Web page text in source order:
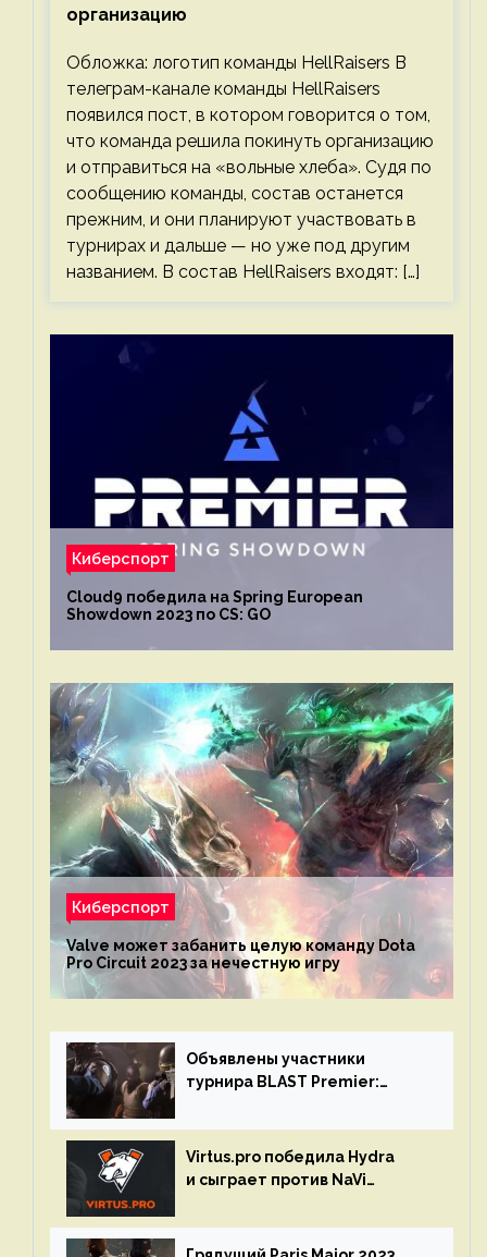
организацию
Обложка: логотип команды HellRaisers В
телеграм-канале команды HellRaisers
появился пост, в котором говорится о том,
что команда решила покинуть организацию
и отправиться на «вольные хлеба». Судя по
сообщению команды, состав останется
прежним, и они планируют участвовать в
турнирах и дальше — но уже под другим
названием. В состав HellRaisers входят: […]
Киберспорт
Cloud9 победила на Spring European
Showdown 2023 по CS: GO
Киберспорт
Valve может забанить целую команду Dota
Pro Circuit 2023 за нечестную игру
Объявлены участники
турнира BLAST Premier:
Virtus.pro победила Hydra
и сыграет против NaVi